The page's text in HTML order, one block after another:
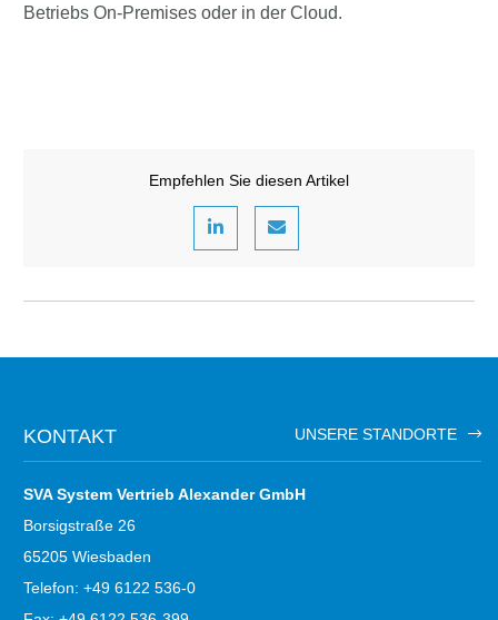
Betriebs On-Premises oder in der Cloud.
Empfehlen Sie diesen Artikel
KONTAKT UNSERE STANDORTE
SVA System Vertrieb Alexander GmbH
Borsigstraße 26
65205 Wiesbaden
Telefon: +49 6122 536-0